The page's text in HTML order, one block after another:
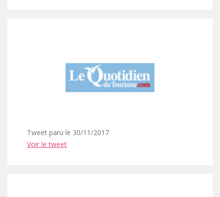
Tweet paru le 30/11/2017
Voir le tweet